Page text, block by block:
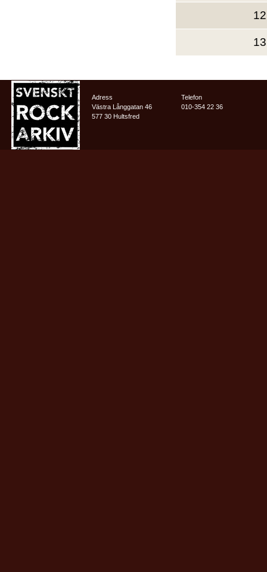
Adress
Västra Långgatan 46
577 30 Hultsfred
Telefon
010-354 22 36